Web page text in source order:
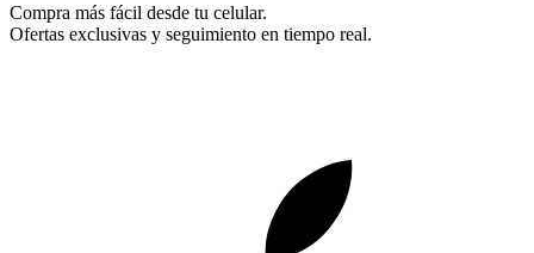
Compra más fácil desde tu celular.
Ofertas exclusivas y seguimiento en tiempo real.